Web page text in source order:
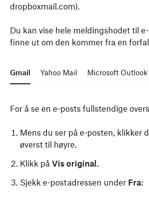
dropboxmail.com).
Du kan vise hele meldingshodet til
finne ut om den kommer fra en
Gmail Yahoo Mail Microsoft Outlook
For å se en e-posts fullstendige
Mens du ser på e-posten, klikker
øverst til høyre.
Klikk på Vis original.
Sjekk e-postadressen under Fra: